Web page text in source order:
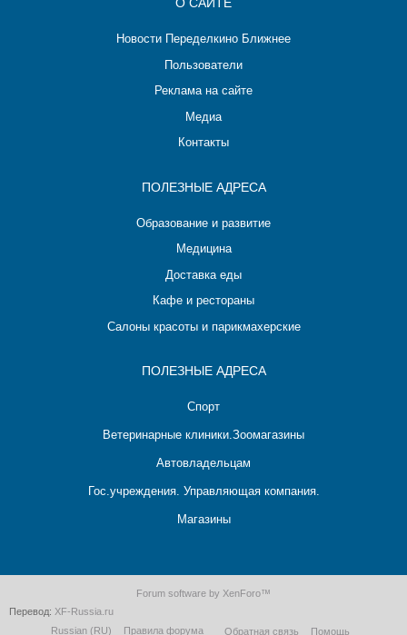
О САЙТЕ
Новости Переделкино Ближнее
Пользователи
Реклама на сайте
Медиа
Контакты
ПОЛЕЗНЫЕ АДРЕСА
Образование и развитие
Медицина
Доставка еды
Кафе и рестораны
Салоны красоты и парикмахерские
ПОЛЕЗНЫЕ АДРЕСА
Спорт
Ветеринарные клиники.Зоомагазины
Автовладельцам
Гос.учреждения. Управляющая компания.
Магазины
Forum software by XenForo™
Перевод: XF-Russia.ru
Russian (RU)
Правила форума Обратная связь Помощь